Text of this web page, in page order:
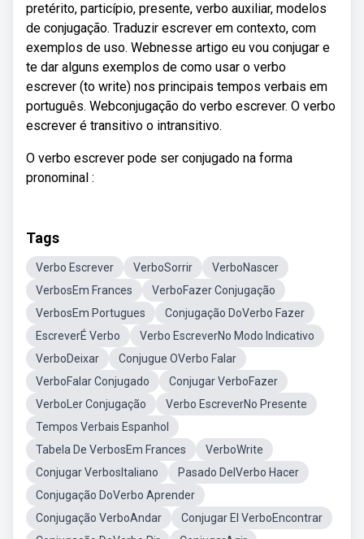
pretérito, particípio, presente, verbo auxiliar, modelos
de conjugação. Traduzir escrever em contexto, com
exemplos de uso. Webnesse artigo eu vou conjugar e
te dar alguns exemplos de como usar o verbo
escrever (to write) nos principais tempos verbais em
português. Webconjugação do verbo escrever. O verbo
escrever é transitivo o intransitivo.
O verbo escrever pode ser conjugado na forma
pronominal :
Tags
Verbo Escrever VerboSorrir
VerboNascer
VerbosEm Frances
VerboFazer Conjugação
VerbosEm Portugues
Conjugação DoVerbo Fazer
EscreverÉ Verbo
Verbo EscreverNo Modo Indicativo
VerboDeixar
Conjugue OVerbo Falar
VerboFalar Conjugado
Conjugar VerboFazer
VerboLer Conjugação
Verbo EscreverNo Presente
Tempos Verbais Espanhol
Tabela De VerbosEm Frances
VerboWrite
Conjugar VerbosItaliano
Pasado DelVerbo Hacer
Conjugação DoVerbo Aprender
Conjugação VerboAndar
Conjugar El VerboEncontrar